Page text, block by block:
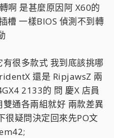
啊 是甚麼原因阿 X60的
槽 一樣BIOS 偵測不到轉
很多款式 我到底該挑哪
還是 RipjawsZ 兩
2133的 問 慶X 店員
通各兩組就好 兩款差異
很疑問決定回來先PO文